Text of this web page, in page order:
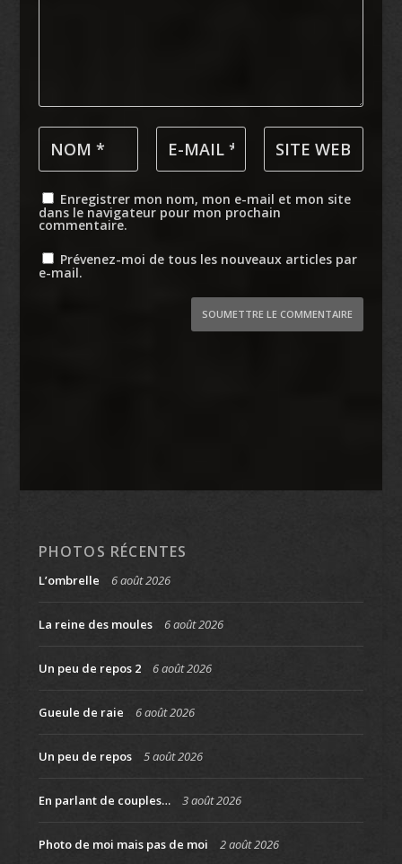
Enregistrer mon nom, mon e-mail et mon site
dans le navigateur pour mon prochain
commentaire.
Prévenez-moi de tous les nouveaux articles par
e-mail.
SOUMETTRE LE COMMENTAIRE
PHOTOS RÉCENTES
L’ombrelle 6 août 2026
La reine des moules 6 août 2026
Un peu de repos 2 6 août 2026
Gueule de raie 6 août 2026
Un peu de repos 5 août 2026
En parlant de couples… 3 août 2026
Photo de moi mais pas de moi 2 août 2026